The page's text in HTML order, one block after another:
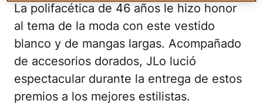
La polifacética de 46 años le hizo honor
al tema de la moda con este vestido
blanco y de mangas largas. Acompañado
de accesorios dorados, JLo lució
espectacular durante la entrega de estos
premios a los mejores estilistas.